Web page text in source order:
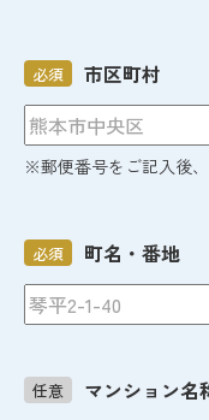
市区町村
必須
※郵便番号をご記入後
町名・番地
必須
マンション名
任意